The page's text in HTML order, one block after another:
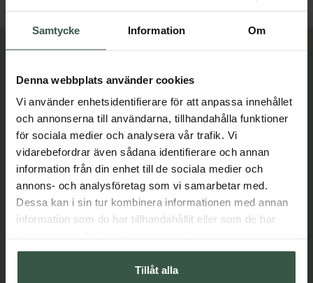
Samtycke Information Om
Denna webbplats använder cookies
Vi använder enhetsidentifierare för att anpassa innehållet
och annonserna till användarna, tillhandahålla funktioner
för sociala medier och analysera vår trafik. Vi
vidarebefordrar även sådana identifierare och annan
information från din enhet till de sociala medier och
annons- och analysföretag som vi samarbetar med.
Dessa kan i sin tur kombinera informationen med annan
information som du har tillhandahållit eller som de har
Tillåt alla